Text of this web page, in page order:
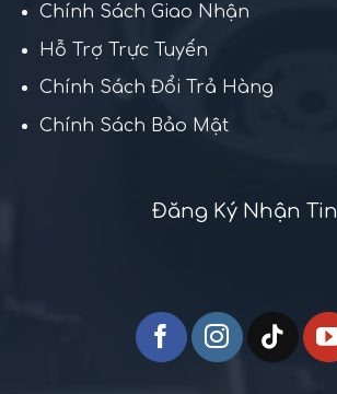
Chính Sách Giao Nhận
Hỗ Trợ Trực Tuyến
Chính Sách Đổi Trả Hàng
Chính Sách Bảo Mật
Đăng Ký Nhận Tin